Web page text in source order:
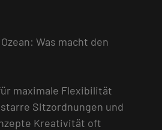
Was macht den
maximale Flexibilität
Sitzordnungen und
Kreativität oft